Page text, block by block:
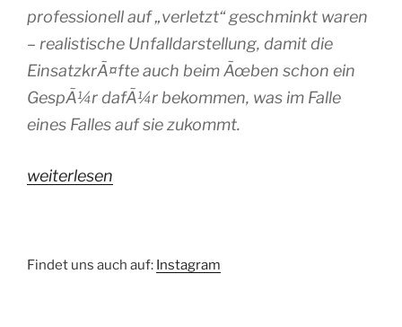
professionell auf „verletzt“ geschminkt waren
– realistische Unfalldarstellung, damit die
EinsatzkrÃ¤fte auch beim Ãœben schon ein
GespÃ¼r dafÃ¼r bekommen, was im Falle
eines Falles auf sie zukommt.
„Ãœbung
U-
weiterlesen
Findet uns auch auf: Instagram